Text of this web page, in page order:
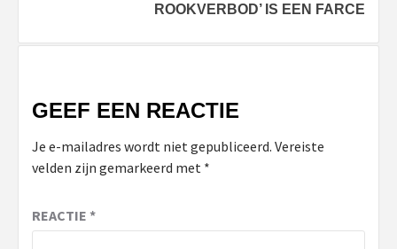
ROOKVERBOD’ IS EEN FARCE
GEEF EEN REACTIE
Je e-mailadres wordt niet gepubliceerd. Vereiste
velden zijn gemarkeerd met *
REACTIE *